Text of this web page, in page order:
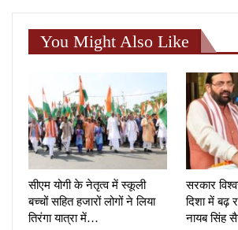
You Might Also Like
सीएम योगी के नेतृत्व में स्कूली
बच्चों सहित हजारों लोगों ने लिया
तिरंगा यात्रा में…
सरकार
दिशा में बढ़
नायब सिंह